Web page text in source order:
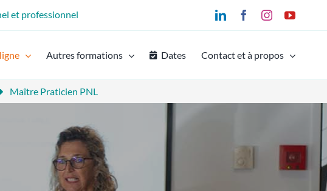
et professionnel LinkedInFacebookInstagram
Autres formations Dates Contact et à propos
Maître Praticien PNL